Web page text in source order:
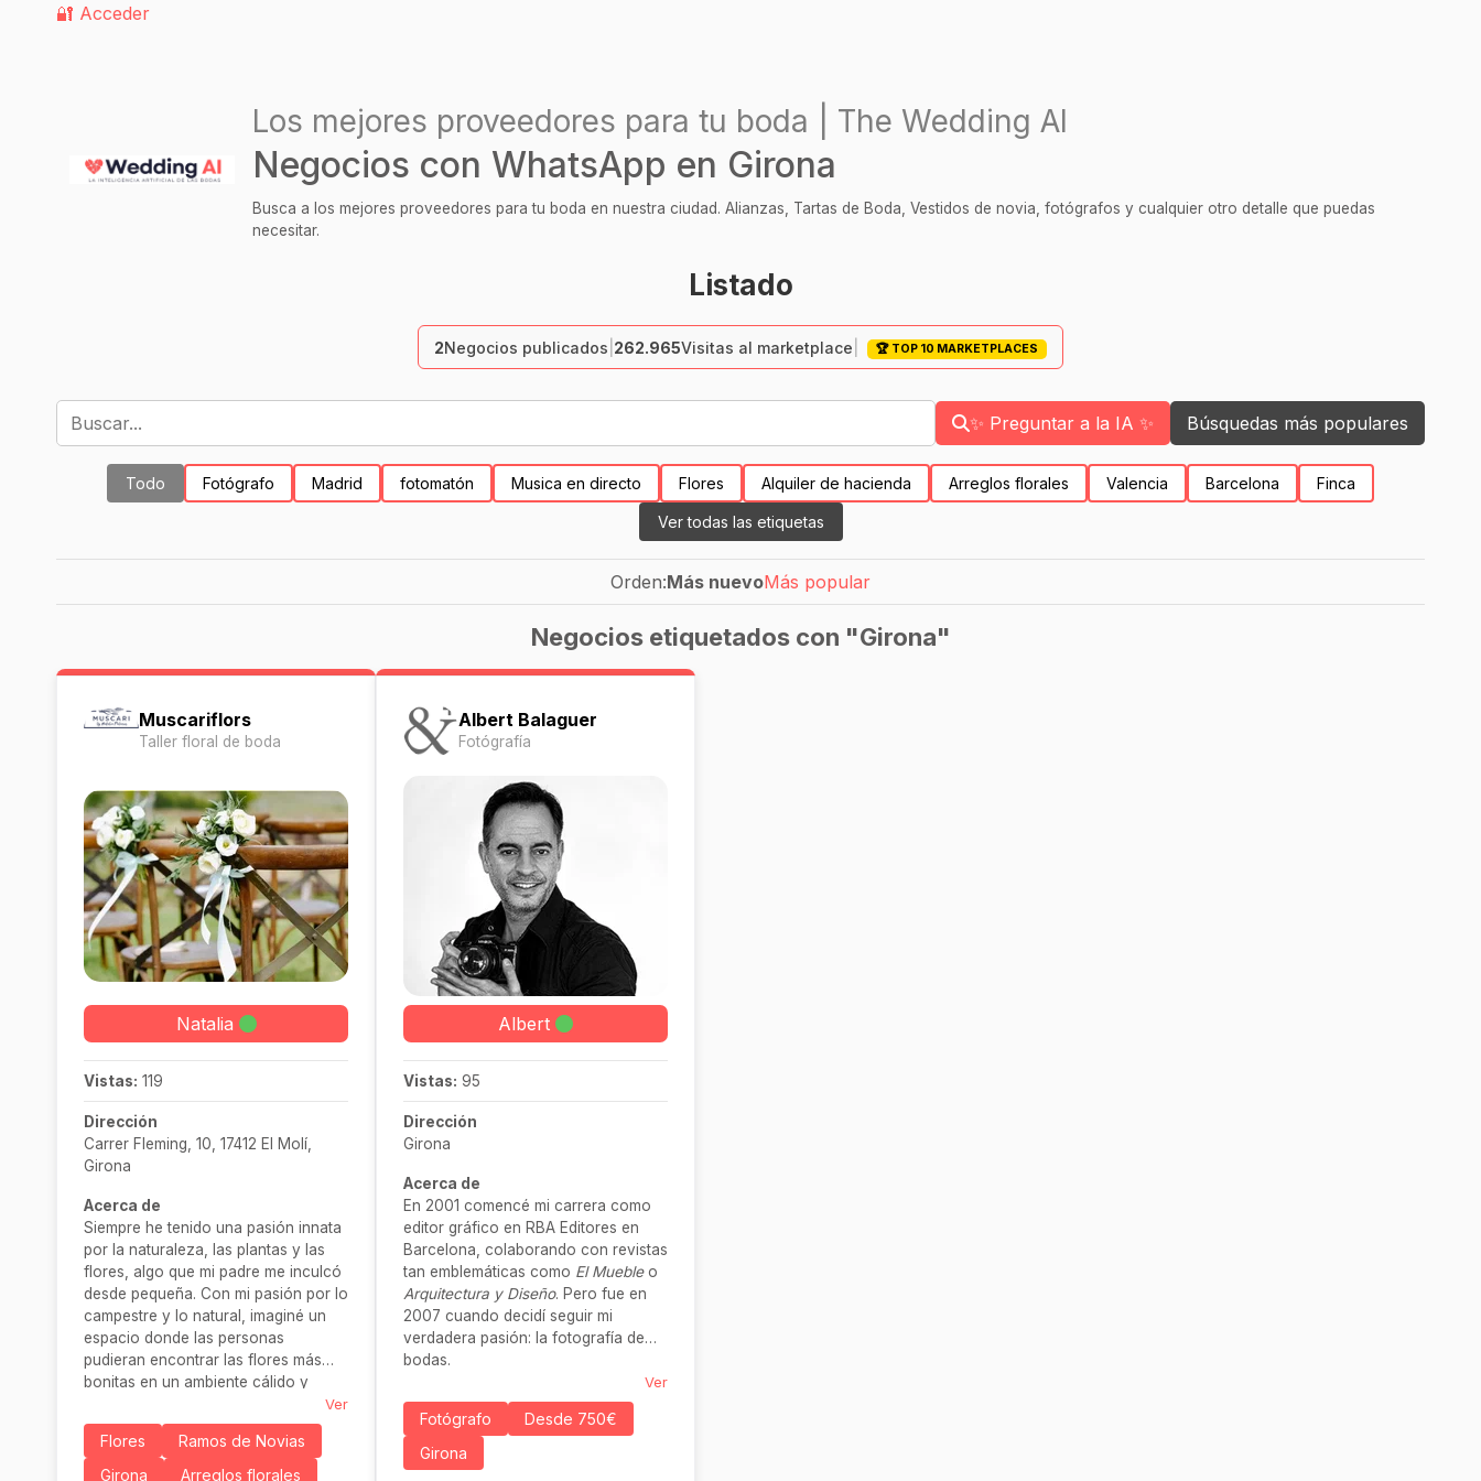
🔐 Acceder
Los mejores proveedores para tu boda | The Wedding AI
Negocios con WhatsApp en Girona
Busca a los mejores proveedores para tu boda en nuestra ciudad. Alianzas, Tartas de Boda, Vestidos de novia, fotógrafos y cualquier otro detalle que puedas
necesitar.
Listado
2Negocios publicados 262.965Visitas al marketplace 🏆 TOP 10 MARKETPLACES
✨ Preguntar a la IA ✨ Búsquedas más populares
Todo Fotógrafo Madrid fotomatón Musica en directo Flores Alquiler de hacienda Arreglos florales Valencia Barcelona Finca
Ver todas las etiquetas
Orden:Más nuevoMás popular
Negocios etiquetados con "Girona"
Muscariflors
Taller floral de boda
Natalia
Vistas: 119
Dirección
Carrer Fleming, 10, 17412 El Molí,
Girona
Acerca de
Siempre he tenido una pasión innata
por la naturaleza, las plantas y las
flores, algo que mi padre me inculcó
desde pequeña. Con mi pasión por lo
campestre y lo natural, imaginé un
espacio donde las personas
pudieran encontrar las flores más
bonitas en un ambiente cálido y
Ver
Flores
Ramos de Novias
Girona
Arreglos florales
Albert Balaguer
Fotógrafía
Albert
Vistas: 95
Dirección
Girona
Acerca de
En 2001 comencé mi carrera como
editor gráfico en RBA Editores en
Barcelona, colaborando con revistas
tan emblemáticas como El Muebleo
Arquitectura y Diseño. Pero fue en
2007 cuando decidí seguir mi
verdadera pasión: la fotografía de
bodas.
Ver
Fotógrafo
Desde 750€
Girona